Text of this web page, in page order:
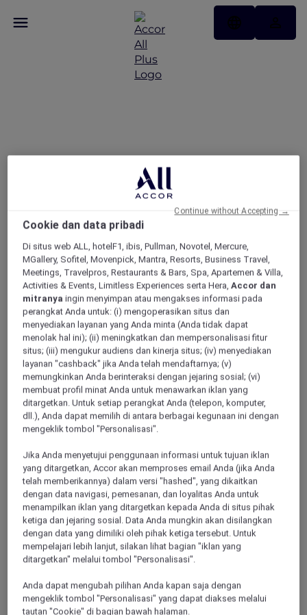
ibis New Delhi Aerocity
& ibis Gurgaon Golf
Course Road
ALL Accor+ Explorer
Discover Dining Offers At Novotel Mumbai
International Airport
Cookie dan data pribadi
Di situs web ALL, hotelF1, ibis, Pullman, Novotel, Mercure,
MGallery, Sofitel, Movenpick, Mantra, Resorts, Business Travel,
Meetings, Travelpros, Restaurants & Bars, Spa, Apartemen & Villa,
Activities & Events, Limitless Experiences serta Hera,Accor dan
mitranya ingin menyimpan atau mengakses informasi pada
perangkat Anda untuk: (i) mengoperasikan situs dan
menyediakan layanan yang Anda minta (Anda tidak dapat
menolak hal ini); (ii) meningkatkan dan mempersonalisasi fitur
situs; (iii) mengukur audiens dan kinerja situs; (iv) menyediakan
layanan "cashback" jika Anda telah mendaftarnya; (v)
memungkinkan Anda berinteraksi dengan jejaring sosial; (vi)
membuat profil minat Anda untuk menawarkan iklan yang
ditargetkan. Untuk setiap perangkat Anda (telepon, komputer,
dll.), Anda dapat memilih di antara berbagai kegunaan ini dengan
mengeklik tombol "Personalisasi".
Jika Anda menyetujui penggunaan informasi untuk tujuan iklan
yang ditargetkan, Accor akan memproses email Anda (jika Anda
telah memberikannya) dalam versi "hashed", yang dikaitkan
dengan data navigasi, pemesanan, dan loyalitas Anda untuk
menampilkan iklan yang ditargetkan kepada Anda di situs pihak
ketiga dan jejaring sosial. Data Anda mungkin akan disilangkan
dengan data yang dimiliki oleh pihak ketiga tersebut. Untuk
mempelajari lebih lanjut, silakan lihat bagian "iklan yang
ditargetkan" melalui tombol "Personalisasi".
Anda dapat mengubah pilihan Anda kapan saja dengan
mengeklik tombol "Personalisasi" yang dapat diakses melalui
tautan "Cookie" di bagian bawah halaman.
Continue without Accepting →